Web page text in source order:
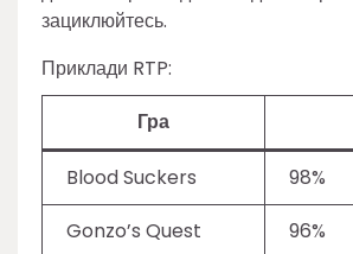
зациклюйтесь.
Приклади RTP:
Гра
Blood Suckers
98%
Gonzo’s Quest
96%